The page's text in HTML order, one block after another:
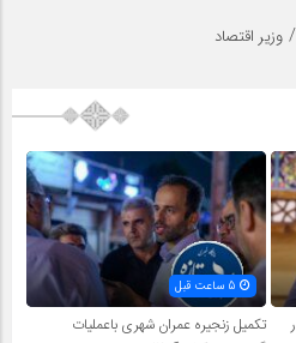
/ وزیر اقتصاد
تکمیل زنجیره عمران شهری باعملیات